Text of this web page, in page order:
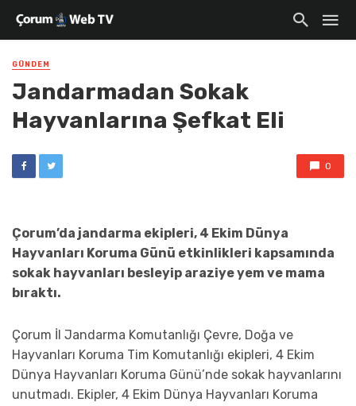
GÜNDEM
Jandarmadan Sokak
Hayvanlarına Şefkat Eli
0
Çorum’da jandarma ekipleri, 4 Ekim Dünya
Hayvanları Koruma Günü etkinlikleri kapsamında
sokak hayvanları besleyip araziye yem ve mama
bıraktı.
Çorum İl Jandarma Komutanlığı Çevre, Doğa ve
Hayvanları Koruma Tim Komutanlığı ekipleri, 4 Ekim
Dünya Hayvanları Koruma Günü’nde sokak hayvanlarını
unutmadı. Ekipler, 4 Ekim Dünya Hayvanları Koruma